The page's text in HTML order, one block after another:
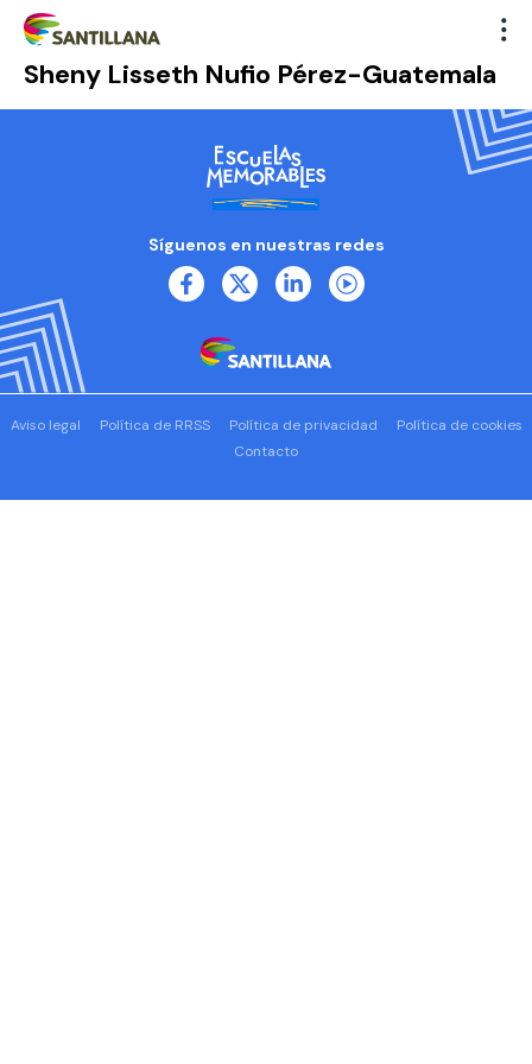
Sheny Lisseth Nufio Pérez-Guatemala
Síguenos en nuestras redes
Aviso legal Política de RRSS Política de privacidad
Política de cookies
Contacto